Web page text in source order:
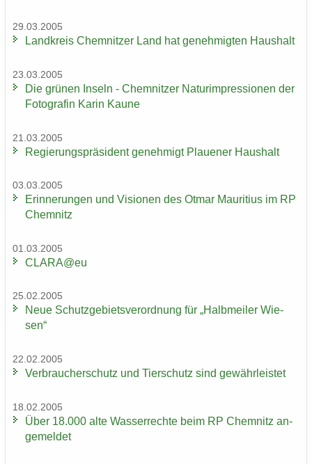
29.03.2005
Land­kreis Chem­nit­zer Land hat ge­neh­mig­ten Haus­halt
23.03.2005
Die grü­nen In­seln - Chem­nit­zer Na­turim­pres­sio­nen der
Fo­to­gra­fin Karin Kaune
21.03.2005
Re­gie­rungs­prä­si­dent ge­neh­migt Plaue­ner Haus­halt
03.03.2005
Er­in­ne­run­gen und Vi­sio­nen des Otmar Mau­ri­ti­us im RP
Chem­nitz
01.03.2005
CLARA@eu
25.02.2005
Neue Schutz­ge­biets­ver­ord­nung für „Halb­mei­ler Wie­
sen“
22.02.2005
Ver­brau­cher­schutz und Tier­schutz sind ge­währ­leis­tet
18.02.2005
Über 18.000 alte Was­ser­rech­te beim RP Chem­nitz an­
ge­mel­det